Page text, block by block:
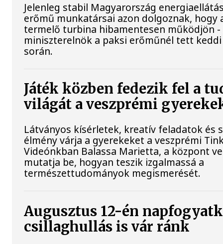
Jelenleg stabil Magyarország
erőmű munkatársai azon dolgoznak, hogy
termelő turbina hibamentesen működjön -
miniszterelnök a paksi erőműnél tett
során.
Játék közben fedezik fel a
világát a veszprémi
Látványos kísérletek, kreatív feladatok és
élmény várja a gyerekeket a veszprémi
Videónkban Balassa Marietta, a központ
mutatja be, hogyan teszik izgalmassá a
természettudományok megismerését.
Augusztus 12-én
csillaghullás is vár ránk